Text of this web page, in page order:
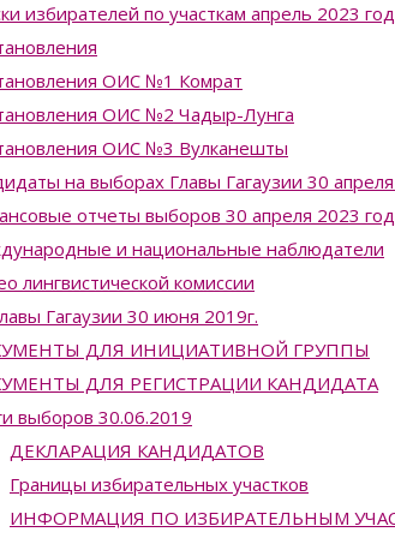
избирателей по участкам апрель 2023
ОИС №1 Комрат
ОИС №2 Чадыр-Лунга
ОИС №3 Вулканешты
на выборах Главы Гагаузии 30
отчеты выборов 30 апреля 2023
и национальные наблюдатели
лингвистической комиссии
Гагаузии 30 июня 2019г.
ДЛЯ ИНИЦИАТИВНОЙ ГРУППЫ
ДЛЯ РЕГИСТРАЦИИ КАНДИДАТА
выборов 30.06.2019
ДЕКЛАРАЦИЯ КАНДИДАТОВ
Границы избирательных участков
ИНФОРМАЦИЯ ПО ИЗБИРАТЕЛЬНЫМ